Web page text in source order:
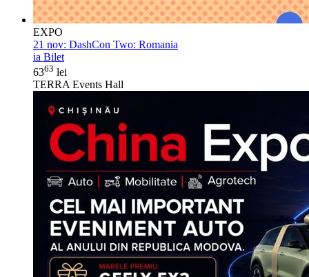
EXPO
21 nov: DashCon Two: Romania
ia Bilet
6363 lei
TERRA Events Hall